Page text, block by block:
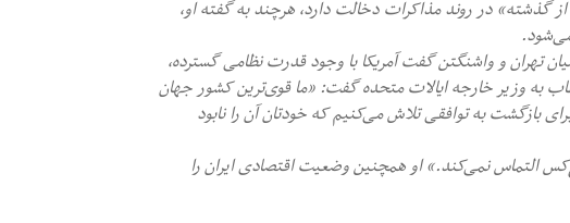
در روند مذاکرات دخالت دارد، هرچند به گفته او،
تهران و واشنگتن گفت آمریکا با وجود قدرت نظامی گسترده،
به وزیر خارجه ایالات متحده گفت: «ما قوی‌ترین کشور جهان
بازگشت به توافقی تلاش می‌کنیم که خودتان آن را نابود
التماس نمی‌کند.» او همچنین وضعیت اقتصادی ایران را